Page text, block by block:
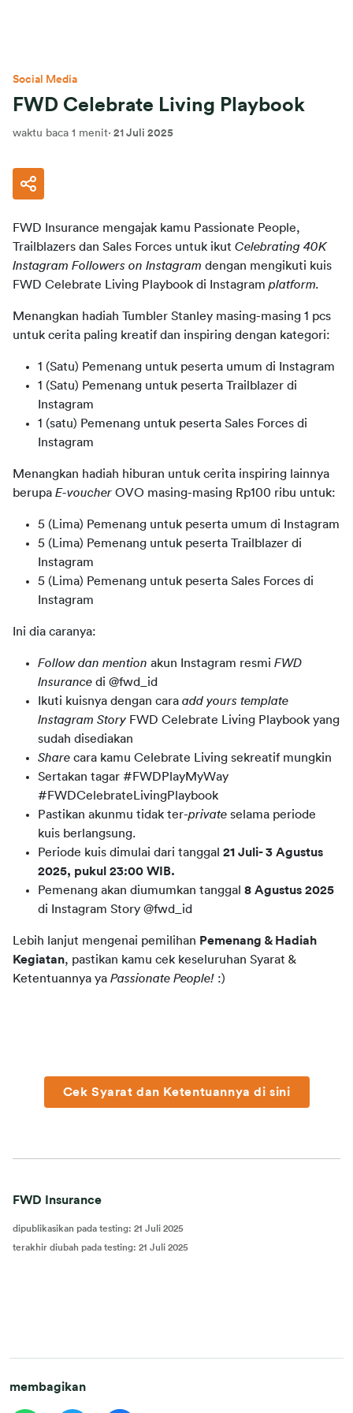
Social Media
FWD Celebrate Living Playbook
waktu baca 1 menit· 21 Juli 2025
FWD Insurance mengajak kamu Passionate People,
Trailblazers dan Sales Forces untuk ikut Celebrating 40K
Instagram Followers on Instagram dengan mengikuti kuis
FWD Celebrate Living Playbook di Instagram platform.
Menangkan hadiah Tumbler Stanley masing-masing 1 pcs
untuk cerita paling kreatif dan inspiring dengan kategori:
1 (Satu) Pemenang untuk peserta umum di Instagram
1 (Satu) Pemenang untuk peserta Trailblazer di
Instagram
1 (satu) Pemenang untuk peserta Sales Forces di
Instagram
Menangkan hadiah hiburan untuk cerita inspiring lainnya
berupa E-voucher OVO masing-masing Rp100 ribu untuk:
5 (Lima) Pemenang untuk peserta umum di Instagram
5 (Lima) Pemenang untuk peserta Trailblazer di
Instagram
5 (Lima) Pemenang untuk peserta Sales Forces di
Instagram
Ini dia caranya:
Follow dan mention akun Instagram resmi FWD
Insurance di @fwd_id
Ikuti kuisnya dengan cara add yours template
Instagram Story FWD Celebrate Living Playbook yang
sudah disediakan
Share cara kamu Celebrate Living sekreatif mungkin
Sertakan tagar #FWDPlayMyWay
#FWDCelebrateLivingPlaybook
Pastikan akunmu tidak ter-private selama periode
kuis berlangsung.
Periode kuis dimulai dari tanggal 21 Juli- 3 Agustus
2025, pukul 23:00 WIB.
Pemenang akan diumumkan tanggal 8 Agustus 2025
di Instagram Story @fwd_id
Lebih lanjut mengenai pemilihan Pemenang & Hadiah
Kegiatan, pastikan kamu cek keseluruhan Syarat &
Ketentuannya ya Passionate People! :)
Cek Syarat dan Ketentuannya di sini
FWD Insurance
dipublikasikan pada testing: 21 Juli 2025
terakhir diubah pada testing: 21 Juli 2025
membagikan